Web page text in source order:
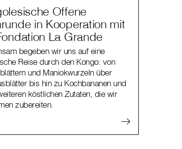
Offene
in Kooperation mit
La Grande
begeben wir uns auf eine
Reise durch den Kongo: von
und Maniokwurzeln über
bis hin zu Kochbananen und
köstlichen Zutaten, die wir
zubereiten.